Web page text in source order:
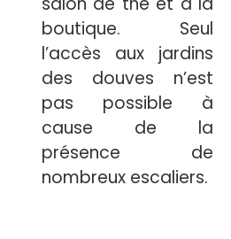
boutique. Seul
l’accès aux jardins
des douves n’est
pas possible à
cause de la
présence de
nombreux escaliers.